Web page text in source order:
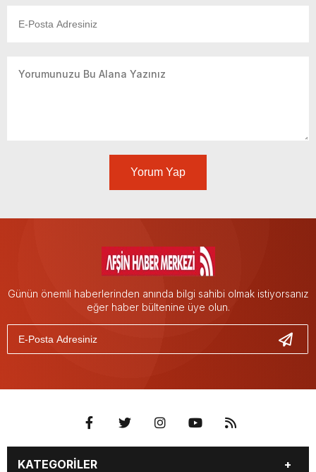
Yorum Yap
Günün önemli haberlerinden anında bilgi sahibi olmak istiyorsanız
eğer haber bültenine üye olun.
KATEGORİLER